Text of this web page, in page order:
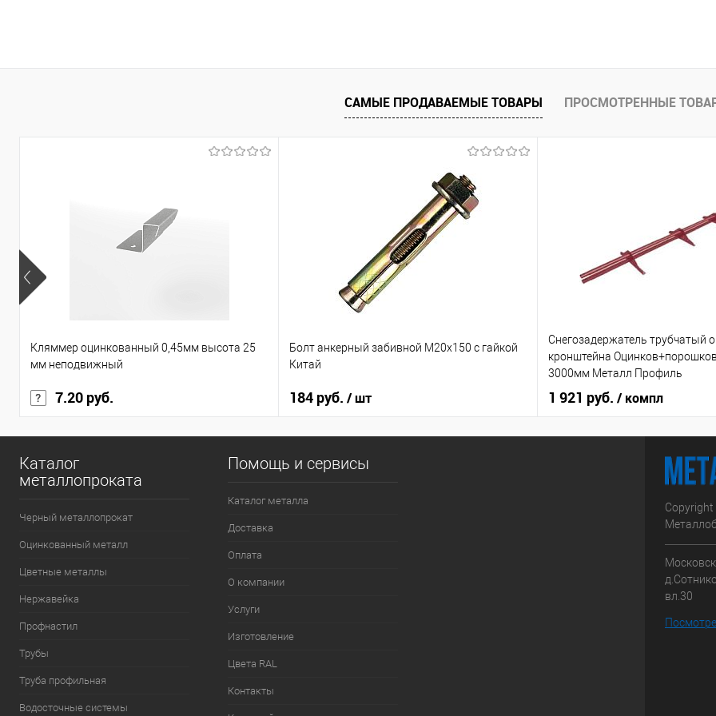
В избранное
Под заказ
САМЫЕ ПРОДАВАЕМЫЕ ТОВАРЫ ПРОСМОТРЕННЫЕ
Кляммер оцинкованный 0,45мм высота 25
мм неподвижный
7.20 руб.
Болт анкерный забивной М20х150 с гайкой
Китай
184 руб. / шт
Снегозадержатель трубчатый
кронштейна
3000мм Металл Профиль
1 921 руб. / компл
Каталог
металлопроката
Черный металлопрокат
Оцинкованный металл
Цветные металлы
Нержавейка
Профнастил
Трубы
Труба профильная
Водосточные системы
Помощь и сервисы
Каталог металла
Доставка
Оплата
О компании
Услуги
Изготовление
Цвета RAL
Контакты
вл.30